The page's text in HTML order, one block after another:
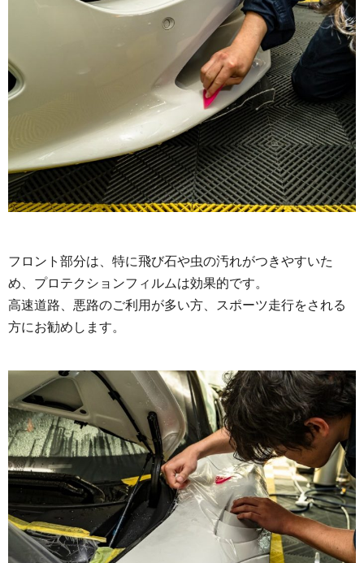
フロント部分は、特に飛び石や虫の汚れがつきやすいた
め、プロテクションフィルムは効果的です。
高速道路、悪路のご利用が多い方、スポーツ走行をされる
方にお勧めします。